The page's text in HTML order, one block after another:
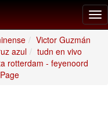
Victor Guzmán
azul
tudn en vivo
rotterdam - feyenoord